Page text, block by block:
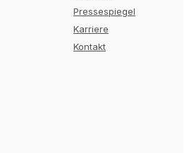
Pressespiegel
Karriere
Kontakt